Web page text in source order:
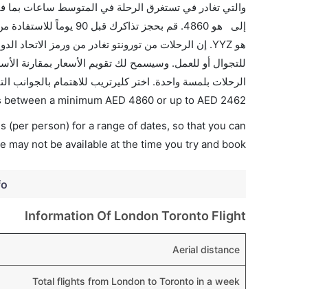
والتي تغادر في تستغرق الرحلة في المتوسط ساعات بما
إلى هو 4860. قم بحجز
الرحلات بلمسة واحدة. اختر كليرتريب للاهتمام بالجوانب
a minimum AED 4860 or up to AED 2462
person) for a range of dates, so that you can
not be available at the time you try and book.
Information Of London Toronto Flight
Aerial distance
Total flights from London to Toronto in a week